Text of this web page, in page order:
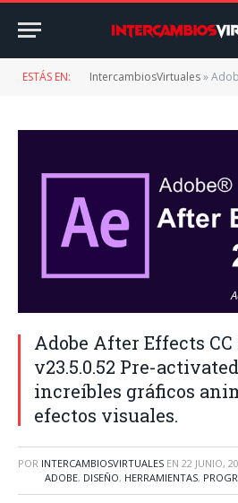
ESTÁS EN: IntercambiosVirtuales»Adobe After
Adobe After Effects CC
v23.5.0.52 Pre-
increíbles gráficos
efectos visuales.
POR INTERCAMBIOSVIRTUALES EN 22 JUNIO,
ADOBE, DISEÑO, HERRAMIENTAS,